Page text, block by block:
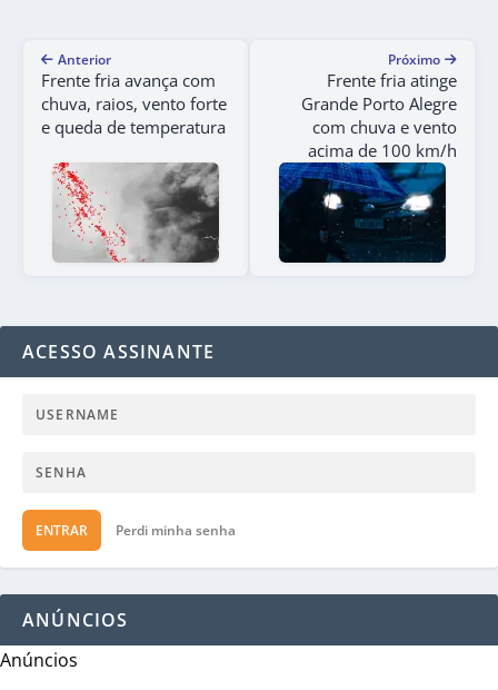
Anterior
Frente fria avança com
chuva, raios, vento forte
e queda de temperatura
Próximo
Frente fria atinge
Grande Porto Alegre
com chuva e vento
acima de 100 km/h
ACESSO ASSINANTE
ENTRAR Perdi minha senha
ANÚNCIOS
Anúncios